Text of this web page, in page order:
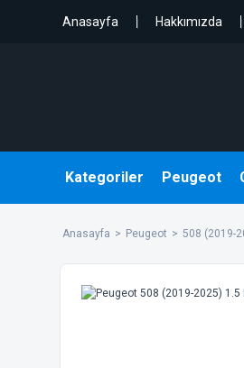
Anasayfa Hakkımızda
Kategoriler Peugeot
Anasayfa Peugeot 508 (2019-